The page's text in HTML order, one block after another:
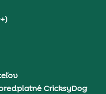
CricksyDog